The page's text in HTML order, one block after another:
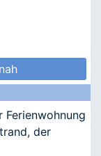
Ferienwohnung
der